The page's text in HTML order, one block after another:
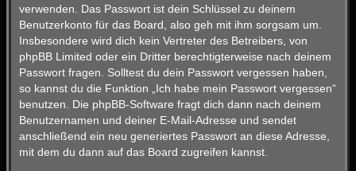
verwenden. Das Passwort ist dein Schlüssel zu deinem
Benutzerkonto für das Board, also geh mit ihm sorgsam um.
Insbesondere wird dich kein Vertreter des Betreibers, von
phpBB Limited oder ein Dritter berechtigterweise nach deinem
Passwort fragen. Solltest du dein Passwort vergessen haben,
so kannst du die Funktion „Ich habe mein Passwort vergessen“
benutzen. Die phpBB-Software fragt dich dann nach deinem
Benutzernamen und deiner E-Mail-Adresse und sendet
anschließend ein neu generiertes Passwort an diese Adresse,
mit dem du dann auf das Board zugreifen kannst.